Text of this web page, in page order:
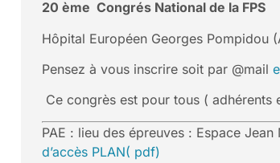
20 ème Congrés National de la FPS
Hôpital Européen Georges Pompidou
Pensez à vous inscrire soit par @mail
Ce congrès est pour tous (
PAE : lieu des épreuves : Espace
d’accès PLAN( pdf)